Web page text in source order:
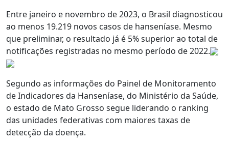
Entre janeiro e novembro de 2023, o Brasil diagnosticou
ao menos 19.219 novos casos de hanseníase. Mesmo
que preliminar, o resultado já é 5% superior ao total de
notificações registradas no mesmo período de 2022.
Segundo as informações do Painel de Monitoramento
de Indicadores da Hanseníase, do Ministério da Saúde,
o estado de Mato Grosso segue liderando o ranking
das unidades federativas com maiores taxas de
detecção da doença.